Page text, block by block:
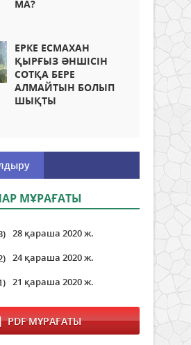
МА?
ЕРКЕ ЕСМАХАН
ҚЫРҒЫЗ ӘНШІСІН
СОТҚА БЕРЕ
АЛМАЙТЫН БОЛЫП
ШЫҚТЫ
МҰРАҒАТЫ
28 қараша 2020 ж.
24 қараша 2020 ж.
21 қараша 2020 ж.
PDF МҰРАҒАТЫ